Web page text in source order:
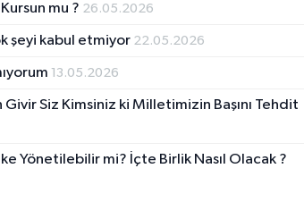
mu ? 26.05.2026
şeyi kabul etmiyor 22.05.2026
13.05.2026
Siz Kimsiniz ki Milletimizin Başını Tehdit
Yönetilebilir mi? İçte Birlik Nasıl Olacak ?